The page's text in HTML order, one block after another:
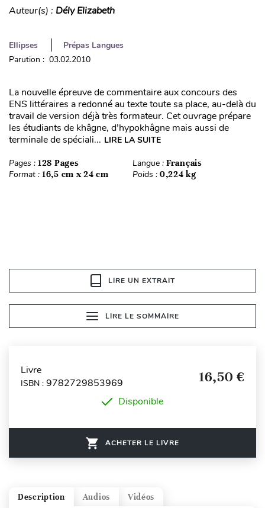
Auteur(s) : Dély Elizabeth
Ellipses
Prépas Langues
Parution : 03.02.2010
La nouvelle épreuve de commentaire aux concours des
ENS littéraires a redonné au texte toute sa place, au-delà du
travail de version déjà très formateur. Cet ouvrage prépare
les étudiants de khâgne, d’hypokhâgne mais aussi de
terminale de spéciali... LIRE LA SUITE
Pages : 128 Pages Langue : Français
Format : 16,5 cm x 24 cm Poids : 0,224 kg
LIRE UN EXTRAIT
LIRE LE SOMMAIRE
Livre
ISBN : 9782729853969 16,50 €
Disponible
ACHETER LE LIVRE
Vidéos
Audios
Description